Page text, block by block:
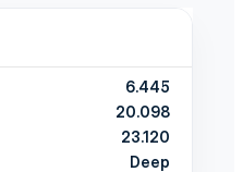
6.445
20.098
23.120
Deep